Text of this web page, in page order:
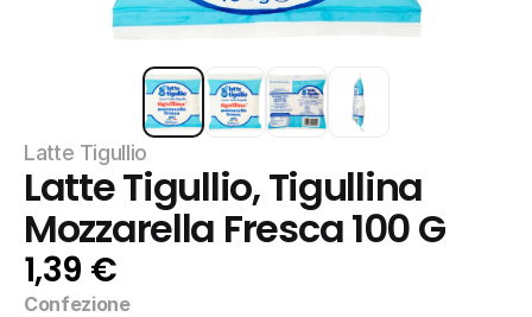
Latte Tigullio
Latte Tigullio, Tigullina
Mozzarella Fresca 100 G
1,39 €
Confezione